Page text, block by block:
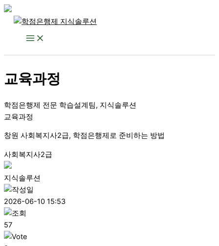
로
너
기
교육과정
학점은행제 전문 학습설계팀, 지식솔루션
교육과정
창원 사회복지사2급, 학점은행제로 준비하는 방법
사회복지사2급
지식솔루션
2026-06-10 15:53
57